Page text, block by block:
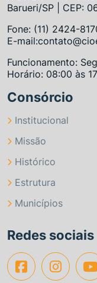
Barueri/SP | CEP:
Fone: (11) 2424-
E-
Funcionamento:
Horário: 08:00 às
Consórcio
Institucional
Missão
Histórico
Estrutura
Municípios
Redes sociais